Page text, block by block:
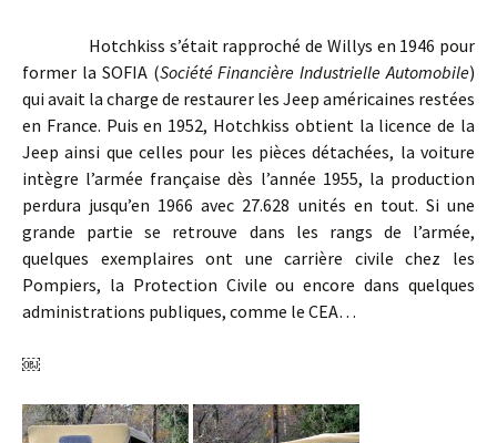
Hotchkiss s’était rapproché de Willys en 1946 pour
former la SOFIA (Société Financière Industrielle Automobile)
qui avait la charge de restaurer les Jeep américaines restées
en France. Puis en 1952, Hotchkiss obtient la licence de la
Jeep ainsi que celles pour les pièces détachées, la voiture
intègre l’armée française dès l’année 1955, la production
perdura jusqu’en 1966 avec 27.628 unités en tout. Si une
grande partie se retrouve dans les rangs de l’armée,
quelques exemplaires ont une carrière civile chez les
Pompiers, la Protection Civile ou encore dans quelques
administrations publiques, comme le CEA…
￼